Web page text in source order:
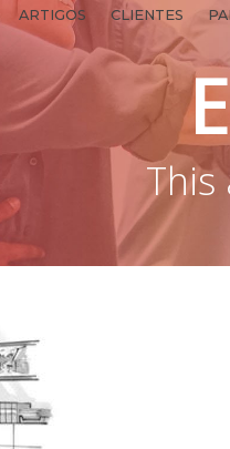
ARTIGOS CLIENTES